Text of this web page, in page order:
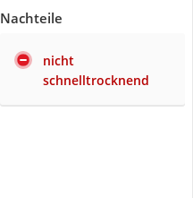
Nachteile
nicht
schnelltrocknend